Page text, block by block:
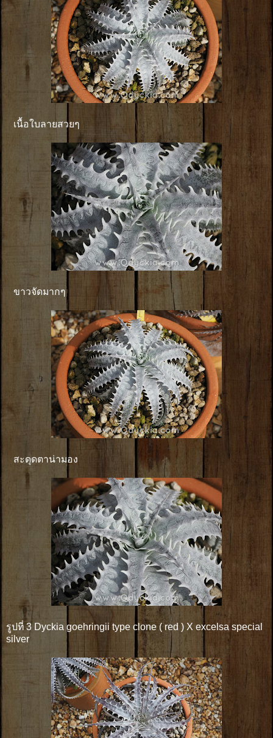
เนื้อใบลายสวยๆ
ขาวจัดมากๆ
สะดุดตาน่ามอง
รูปที่ 3 Dyckia goehringii type clone ( red ) X excelsa special
silver